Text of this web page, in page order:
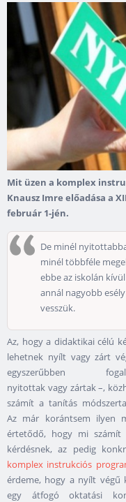
Mit üzen a komplex
Knausz Imre előadása a
február 1-jén.
De minél
minél többféle
ebbe az iskolán
annál nagyobb
vesszük.
Az, hogy a didaktikai célú
lehetnek nyílt vagy zárt
egyszerűbben
nyitottak vagy zártak –,
számít a tanítás
Az már korántsem ilyen
értetődő, hogy mi
kérdésnek, az pedig
komplex instrukciós
érdeme, hogy a nyílt végű
egy átfogó oktatási